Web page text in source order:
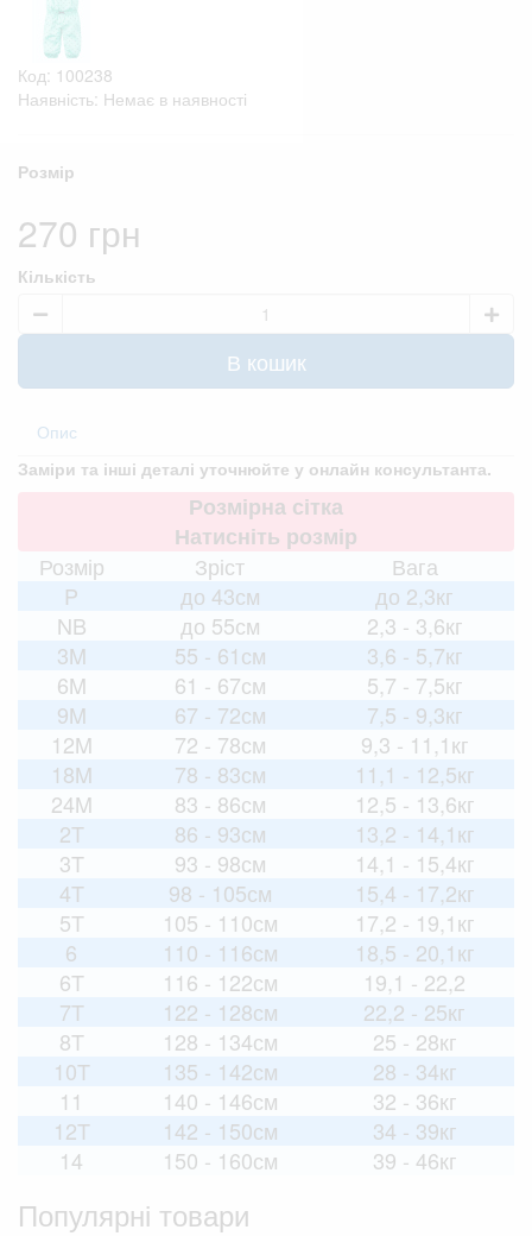
Код: 100238
Наявність: Немає в наявності
Розмір
270 грн
Кількість
В кошик
Опис
Заміри та інші деталі уточнюйте у онлайн консультанта.
Розмірна сітка
Натисніть розмір
Розмір
Зріст
Вага
P
до 43см
до 2,3кг
NB
до 55см
2,3 - 3,6кг
3M
55 - 61см
3,6 - 5,7кг
6M
61 - 67см
5,7 - 7,5кг
9M
67 - 72см
7,5 - 9,3кг
12M
72 - 78см
9,3 - 11,1кг
18M
78 - 83см
11,1 - 12,5кг
24M
83 - 86см
12,5 - 13,6кг
2T
86 - 93см
13,2 - 14,1кг
3T
93 - 98см
14,1 - 15,4кг
4T
98 - 105см
15,4 - 17,2кг
5T
105 - 110см
17,2 - 19,1кг
6
110 - 116см
18,5 - 20,1кг
6T
116 - 122см
19,1 - 22,2
7T
122 - 128см
22,2 - 25кг
8T
128 - 134см
25 - 28кг
10T
135 - 142см
28 - 34кг
11
140 - 146см
32 - 36кг
12T
142 - 150см
34 - 39кг
14
150 - 160см 39 - 46кг
Популярні товари